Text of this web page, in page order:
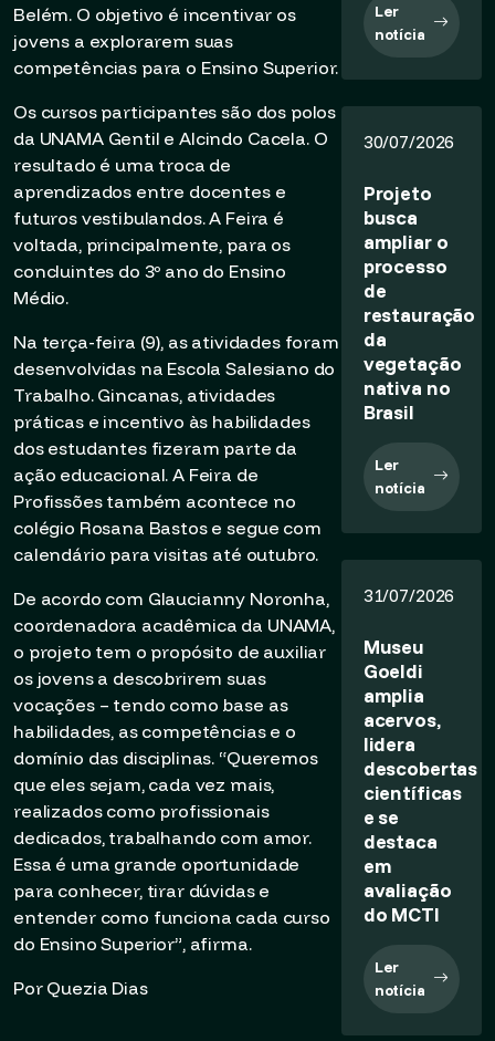
Belém. O objetivo é incentivar os
jovens a explorarem suas
competências para o Ensino Superior.
Os cursos participantes são dos polos
da UNAMA Gentil e Alcindo Cacela. O
resultado é uma troca de
aprendizados entre docentes e
futuros vestibulandos. A Feira é
voltada, principalmente, para os
concluintes do 3º ano do Ensino
Médio.
Na terça-feira (9), as atividades foram
desenvolvidas na Escola Salesiano do
Trabalho. Gincanas, atividades
práticas e incentivo às habilidades
dos estudantes fizeram parte da
ação educacional. A Feira de
Profissões também acontece no
colégio Rosana Bastos e segue com
calendário para visitas até outubro.
De acordo com Glaucianny Noronha,
coordenadora acadêmica da UNAMA,
o projeto tem o propósito de auxiliar
os jovens a descobrirem suas
vocações – tendo como base as
habilidades, as competências e o
domínio das disciplinas. “Queremos
que eles sejam, cada vez mais,
realizados como profissionais
dedicados, trabalhando com amor.
Essa é uma grande oportunidade
para conhecer, tirar dúvidas e
entender como funciona cada curso
do Ensino Superior”, afirma.
Por Quezia Dias
Ler
notícia
30/07/2026
Projeto
busca
ampliar o
processo
de
restauração
da
vegetação
nativa no
Brasil
Ler
notícia
31/07/2026
Museu
Goeldi
amplia
acervos,
lidera
descobertas
científicas
e se
destaca
em
avaliação
do MCTI
Ler
notícia